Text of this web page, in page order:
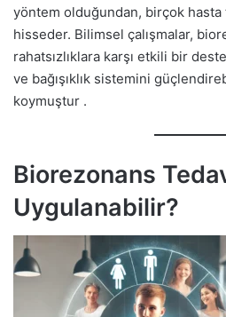
yöntem olduğundan, birçok hasta
hisseder. Bilimsel çalışmalar,
rahatsızlıklara karşı etkili bir
ve bağışıklık sistemini
koymuştur .
Biorezonans
Uygulanabilir?